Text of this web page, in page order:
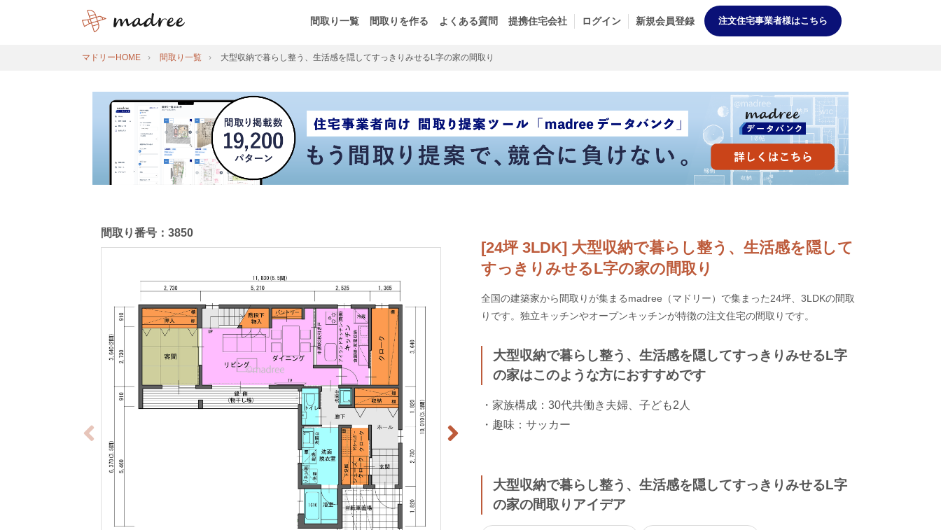
間取り一覧 間取りを作る よくある質問 提携住宅会社 ログイン 新規会員登録 注文住宅事業者様はこちら
マドリーHOME 間取り一覧 大型収納で暮らし整う、生活感を隠してすっきりみせるL字の家の間取り
[24坪 3LDK] 大型収納で暮らし整う、生活感を隠して
すっきりみせるL字の家の間取り
全国の建築家から間取りが集まるmadree（マドリー）で集まった24坪、3LDKの間取
りです。独立キッチンやオープンキッチンが特徴の注文住宅の間取りです。
大型収納で暮らし整う、生活感を隠してすっきりみせるL字
の家はこのような方におすすめです
・家族構成：30代共働き夫婦、子ども2人
・趣味：サッカー
大型収納で暮らし整う、生活感を隠してすっきりみせるL字
の家の間取りアイデア
間取り番号：3850